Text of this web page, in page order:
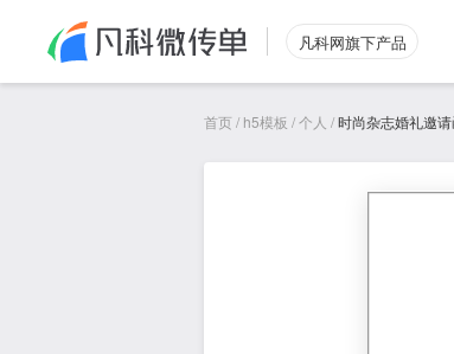
凡科网旗下产品
首页/ h5模板 /个人 /时尚杂志婚礼邀